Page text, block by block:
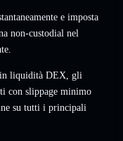
e imposta
non-custodial nel
in liquidità DEX, gli
con slippage minimo
su tutti i principali